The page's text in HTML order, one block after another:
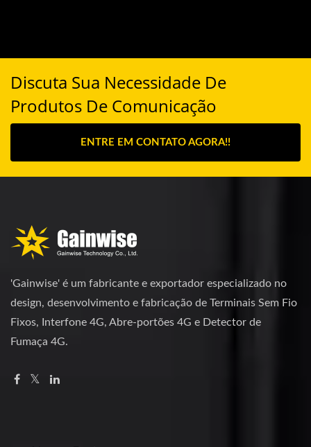
Discuta Sua Necessidade De
Produtos De Comunicação
ENTRE EM CONTATO AGORA!!
'Gainwise' é um fabricante e exportador especializado no
design, desenvolvimento e fabricação de Terminais Sem Fio
Fixos, Interfone 4G, Abre-portões 4G e Detector de
Fumaça 4G.